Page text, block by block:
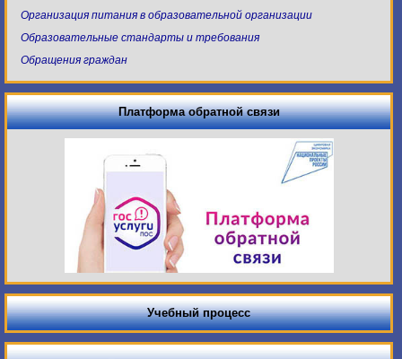
Организация питания в образовательной организации
Образовательные стандарты и требования
Обращения граждан
Платформа обратной связи
Учебный процесс